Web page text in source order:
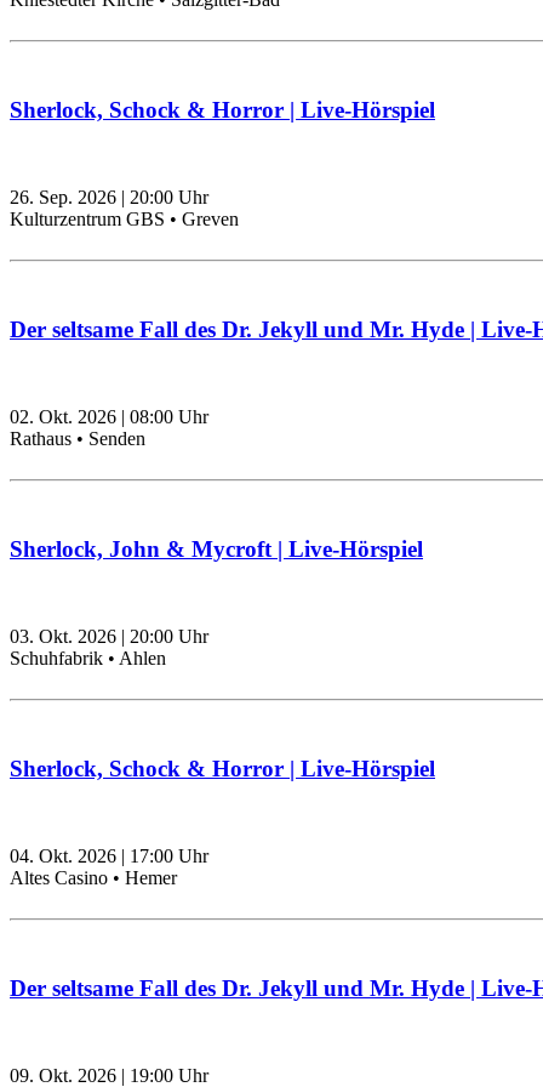
Sherlock, Schock & Horror | Live-Hörspiel
26. Sep. 2026 | 20:00 Uhr
Kulturzentrum GBS • Greven
Der seltsame Fall des Dr. Jekyll und Mr. Hyde | Live-
02. Okt. 2026 | 08:00 Uhr
Rathaus • Senden
Sherlock, John & Mycroft | Live-Hörspiel
03. Okt. 2026 | 20:00 Uhr
Schuhfabrik • Ahlen
Sherlock, Schock & Horror | Live-Hörspiel
04. Okt. 2026 | 17:00 Uhr
Altes Casino • Hemer
Der seltsame Fall des Dr. Jekyll und Mr. Hyde | Live-
09. Okt. 2026 | 19:00 Uhr